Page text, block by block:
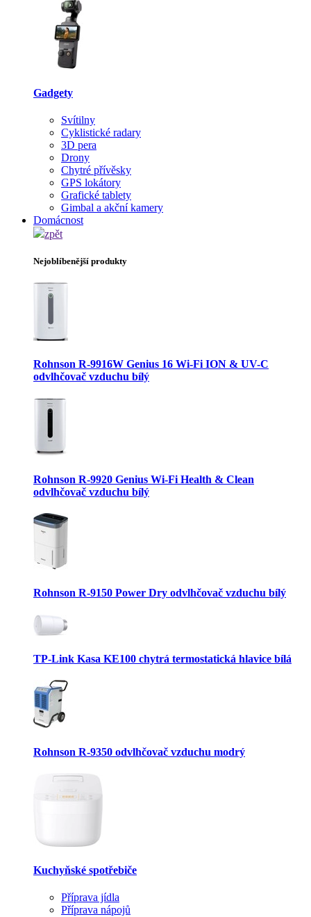
Gadgety
Svítilny
Cyklistické radary
3D pera
Drony
Chytré přívěsky
GPS lokátory
Grafické tablety
Gimbal a akční kamery
Domácnost
zpět
Nejoblíbenější produkty
Rohnson R-9916W Genius 16 Wi-Fi ION & UV-C
odvlhčovač vzduchu bílý
Rohnson R-9920 Genius Wi-Fi Health & Clean
odvlhčovač vzduchu bílý
Rohnson R-9150 Power Dry odvlhčovač vzduchu bílý
TP-Link Kasa KE100 chytrá termostatická hlavice bílá
Rohnson R-9350 odvlhčovač vzduchu modrý
Kuchyňské spotřebiče
Příprava jídla
Příprava nápojů